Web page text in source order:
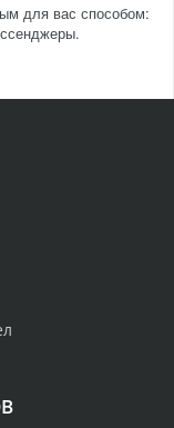
для вас способом: